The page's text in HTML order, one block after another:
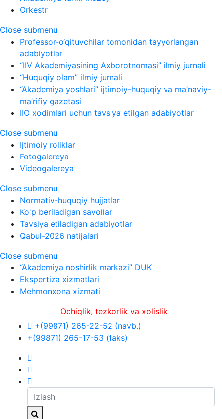
Orkestr
Close submenu
Professor-o‘qituvchilar tomonidan tayyorlangan
adabiyotlar
“IIV Akademiyasining Axborotnomasi” ilmiy jurnali
“Huquqiy olam” ilmiy jurnali
“Akademiya yoshlari” ijtimoiy-huquqiy va ma’naviy-
ma’rifiy gazetasi
IIO xodimlari uchun tavsiya etilgan adabiyotlar
Close submenu
Ijtimoiy roliklar
Fotogalereya
Videogalereya
Close submenu
Normativ-huquqiy hujjatlar
Ko'p beriladigan savollar
Tavsiya etiladigan adabiyotlar
Qabul-2026 natijalari
Close submenu
“Akademiya noshirlik markazi” DUK
Ekspertiza xizmatlari
Mehmonxona xizmati
Ochiqlik, tezkorlik va xolislik
+(99871) 265-22-52 (navb.)
+(99871) 265-17-53 (faks)